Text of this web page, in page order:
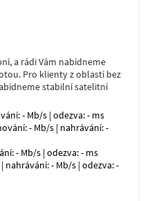
a rádi Vám nabídneme
Pro klienty z oblastí bez
stabilní satelitní
- Mb/s | odezva: - ms
- Mb/s | nahrávání: -
- Mb/s | odezva: - ms
nahrávání: - Mb/s | odezva: -